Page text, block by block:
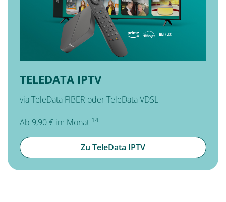
TELEDATA IPTV
via TeleData FIBER oder TeleData VDSL
Ab 9,90 € im Monat 14
Zu TeleData IPTV